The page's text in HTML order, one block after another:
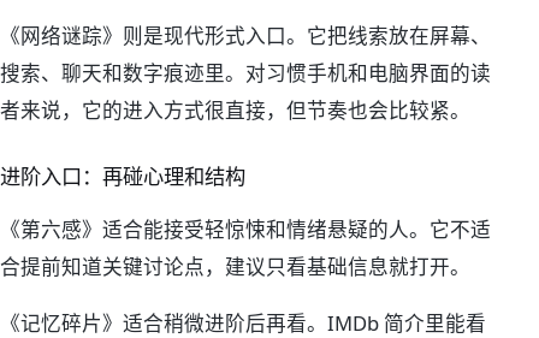
《网络谜踪》则是现代形式入口。它把线索放在屏幕、
搜索、聊天和数字痕迹里。对习惯手机和电脑界面的读
者来说，它的进入方式很直接，但节奏也会比较紧。
进阶入口：再碰心理和结构
《第六感》适合能接受轻惊悚和情绪悬疑的人。它不适
合提前知道关键讨论点，建议只看基础信息就打开。
《记忆碎片》适合稍微进阶后再看。IMDb 简介里能看